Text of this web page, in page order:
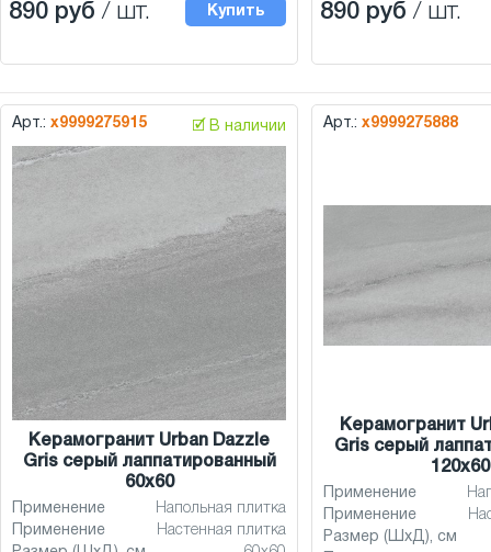
890 руб / шт. Купить 890 руб / шт.
Арт.: х9999275915 🗹 В наличии
Керамогранит Urban Dazzle
Gris серый лаппатированный
60x60
Применение
Напольная плитка
Применение
Настенная плитка
Арт.: х9999275888
Керамогранит
Gris серый
120x60
Применение
Применение
Размер (ШхД), см